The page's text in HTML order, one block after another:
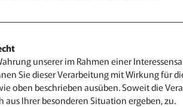
unserer im Rahmen einer
Sie dieser Verarbeitung mit Wirkung für
oben beschrieben ausüben. Soweit die
aus Ihrer besonderen Situation ergeben, zu.